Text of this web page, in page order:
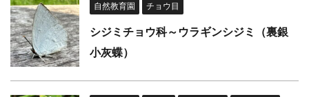
自然教育園 チョウ目
シジミチョウ科～ウラギンシジミ（裏銀
小灰蝶）